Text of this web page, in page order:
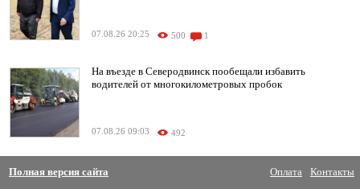
07.08.26 20:25 500 1
На въезде в Северодвинск пообещали избавить
водителей от многокилометровых пробок
07.08.26 09:03 492
Полная версия сайта Оплата Контакты